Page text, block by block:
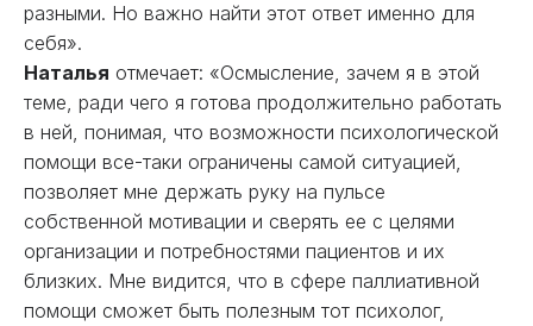
разными. Но важно найти этот ответ именно для
себя».
Наталья отмечает: «Осмысление, зачем я в этой
теме, ради чего я готова продолжительно работать
в ней, понимая, что возможности психологической
помощи все-таки ограничены самой ситуацией,
позволяет мне держать руку на пульсе
собственной мотивации и сверять ее с целями
организации и потребностями пациентов и их
близких. Мне видится, что в сфере паллиативной
помощи сможет быть полезным тот психолог,